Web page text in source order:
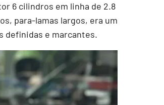
6 cilindros em linha de 2.8
para-lamas largos, era um
definidas e marcantes.